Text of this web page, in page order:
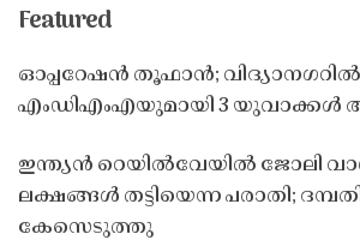
Featured
ഓപ്പറേഷൻ തൂഫാൻ; വിദ്യാനഗറിൽ
എംഡിഎംഎയുമായി 3 യുവാക്കൾ
ഇന്ത്യൻ റെയിൽവേയിൽ ജോലി
ലക്ഷങ്ങൾ തട്ടിയെന്ന പരാതി;
കേസെടുത്തു